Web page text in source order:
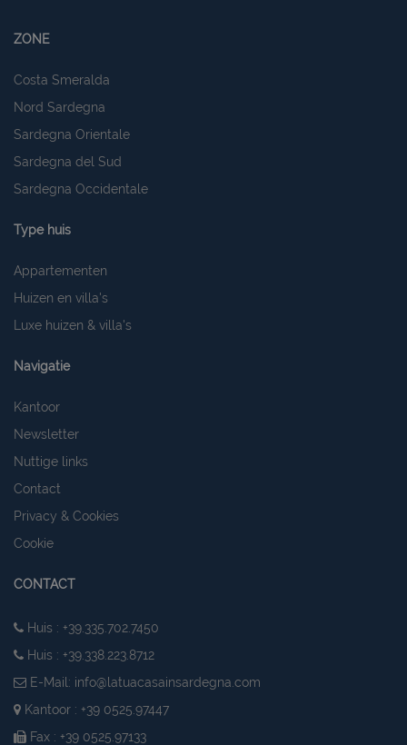
ZONE
Costa Smeralda
Nord Sardegna
Sardegna Orientale
Sardegna del Sud
Sardegna Occidentale
Type huis
Appartementen
Huizen en villa's
Luxe huizen & villa's
Navigatie
Kantoor
Newsletter
Nuttige links
Contact
Privacy & Cookies
Cookie
CONTACT
Huis : +39.335.702.7450
Huis : +39.338.223.8712
E-Mail: info@latuacasainsardegna.com
Kantoor : +39 0525.97447
Fax : +39 0525.97133